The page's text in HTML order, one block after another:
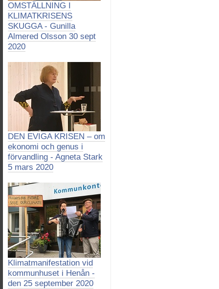
OMSTÄLLNING I
KLIMATKRISENS
SKUGGA - Gunilla
Almered Olsson 30 sept
2020
DEN EVIGA KRISEN – om
ekonomi och genus i
förvandling - Agneta Stark
5 mars 2020
Klimatmanifestation vid
kommunhuset i Henån -
den 25 september 2020